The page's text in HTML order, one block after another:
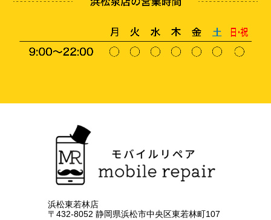
浜松東若林店
〒432-8052 静岡県浜松市中央区東若林町107